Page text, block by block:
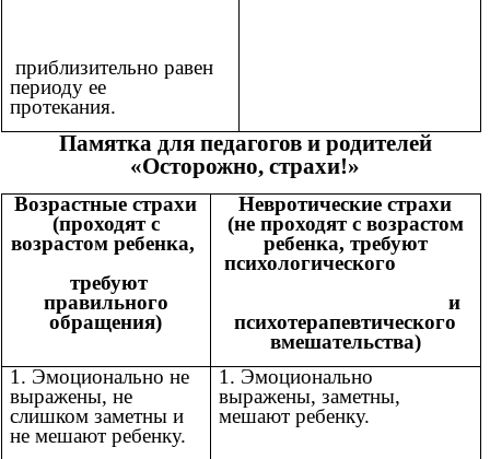
приблизительно равен
периоду ее
протекания.
Памятка для педагогов и родителей
«Осторожно, страхи!»
Возрастные страхи
(проходят с
возрастом ребенка,
требуют
правильного
обращения)
Невротические страхи
(не проходят с возрастом
ребенка, требуют
психологического
и
психотерапевтического
вмешательства)
1. Эмоционально не
выражены, не
слишком заметны и
не мешают ребенку.
1. Эмоционально
выражены, заметны,
мешают ребенку.